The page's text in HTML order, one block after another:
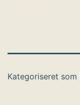
Kategoriseret som